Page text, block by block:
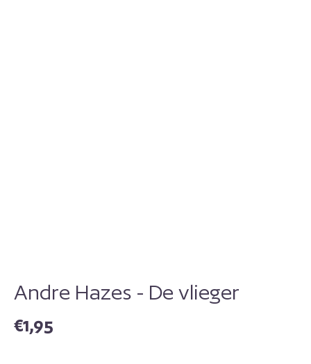
Andre Hazes - De vlieger
€1,95